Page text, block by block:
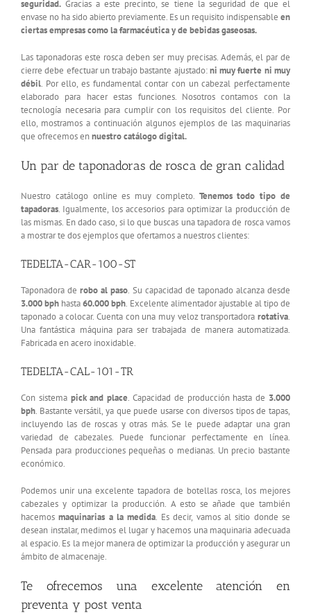
seguridad. Gracias a este precinto, se tiene la seguridad de que el
envase no ha sido abierto previamente. Es un requisito indispensable en
ciertas empresas como la farmacéutica y de bebidas gaseosas.
Las taponadoras este rosca deben ser muy precisas. Además, el par de
cierre debe efectuar un trabajo bastante ajustado:ni muy fuerte ni muy
débil. Por ello, es fundamental contar con un cabezal perfectamente
elaborado para hacer estas funciones. Nosotros contamos con la
tecnología necesaria para cumplir con los requisitos del cliente. Por
ello, mostramos a continuación algunos ejemplos de las maquinarias
que ofrecemos ennuestro catálogo digital.
Un par de taponadoras de rosca de gran calidad
Nuestro catálogo online es muy completo. Tenemos todo tipo de
tapadoras. Igualmente, los accesorios para optimizar la producción de
las mismas. En dado caso, si lo que buscas una tapadora de rosca vamos
a mostrar te dos ejemplos que ofertamos a nuestros clientes:
TEDELTA-CAR-100-ST
Taponadora derobo al paso. Su capacidad de taponado alcanza desde
3.000 bph hasta60.000 bph. Excelente alimentador ajustable al tipo de
taponado a colocar. Cuenta con una muy veloz transportadora rotativa.
Una fantástica máquina para ser trabajada de manera automatizada.
Fabricada en acero inoxidable.
TEDELTA-CAL-101-TR
Con sistema pick and place. Capacidad de producción hasta de 3.000
bph. Bastante versátil, ya que puede usarse con diversos tipos de tapas,
incluyendo las de roscas y otras más. Se le puede adaptar una gran
variedad de cabezales. Puede funcionar perfectamente en línea.
Pensada para producciones pequeñas o medianas. Un precio bastante
económico.
Podemos unir una excelente tapadora de botellas rosca, los mejores
cabezales y optimizar la producción. A esto se añade que también
hacemosmaquinarias a la medida. Es decir, vamos al sitio donde se
desean instalar, medimos el lugar y hacemos una maquinaria adecuada
al espacio. Es la mejor manera de optimizar la producción y asegurar un
ámbito de almacenaje.
Te ofrecemos una excelente atención en
preventa y post venta